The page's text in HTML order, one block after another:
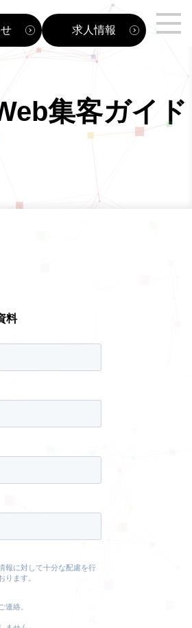
求人情報
集客ガイド
料